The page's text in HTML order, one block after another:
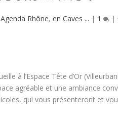
Agenda Rhône,en Caves ... | 1 |
à l’Espace Tête d’Or
agréable et une ambiance
qui vous présenteront et